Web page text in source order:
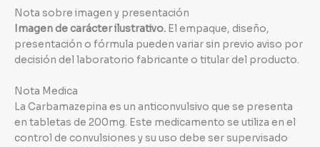
Nota sobre imagen y presentación
Imagen de carácter ilustrativo. El empaque, diseño,
presentación o fórmula pueden variar sin previo aviso por
decisión del laboratorio fabricante o titular del producto.
Nota Medica
La Carbamazepina es un anticonvulsivo que se presenta
en tabletas de 200mg. Este medicamento se utiliza en el
control de convulsiones y su uso debe ser supervisado